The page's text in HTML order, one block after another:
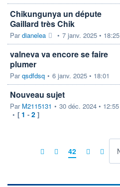
Chikungunya un députe
Gaillard très Chik
Pardianelea • 7 janv. 2025 • 18:25
valneva va encore se faire
plumer
Parqsdfdsq • 6 janv. 2025 • 18:01
Nouveau sujet
Par M2115131 • 30 déc. 2024 • 12:55
• [ 1 - 2 ]
42